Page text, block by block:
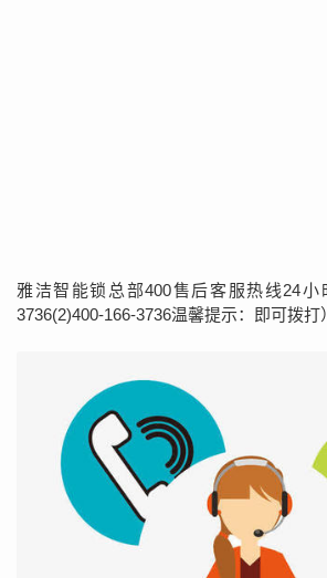
雅洁智能锁总部400售后客服热线24小
3736(2)400-166-3736温馨提示：即可拨打）